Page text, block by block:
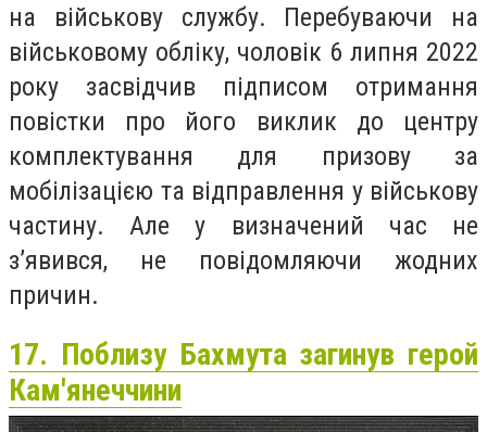
на військову службу. Перебуваючи на
військовому обліку, чоловік 6 липня 2022
року засвідчив підписом отримання
повістки про його виклик до центру
комплектування для призову за
мобілізацією та відправлення у військову
частину. Але у визначений час не
зʼявився, не повідомляючи жодних
причин.
17. Поблизу Бахмута загинув герой
Кам'янеччини